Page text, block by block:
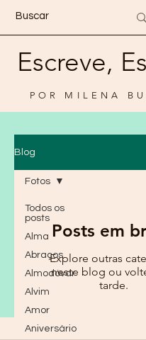
Escreve,
POR MILENA
Blog
Todos os
posts
Alma
Abraços
Almodóvar
Alvim
Amor
Aniversário
Fotos
Posts em
Explore outras
neste blog ou
tarde.